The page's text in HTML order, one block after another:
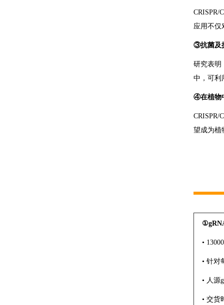
CRISPR/
应用不仅
③抗菌及
研究表明
中，可利
④在植物
CRISPR/
望成为植
•
• 针对
• 人源
• 交货